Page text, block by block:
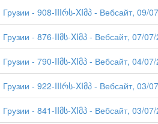
Грузии - 908-IIIრს-XIმპ - Вебсайт, 09/
Грузии - 876-IIმს-XIმპ - Вебсайт, 07/
Грузии - 790-IIმს-XIმპ - Вебсайт, 04/
Грузии - 922-IIIრს-XIმპ - Вебсайт, 03/
Грузии - 841-IIმს-XIმპ - Вебсайт, 03/